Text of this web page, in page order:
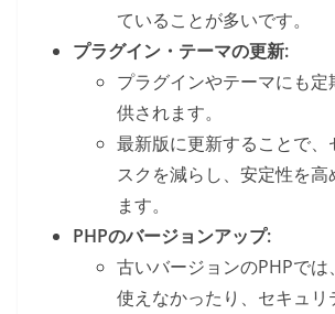
ていることが多いです。
プラグイン・テーマの更新:
プラグインやテーマにも定
供されます。
最新版に更新することで、
スクを減らし、安定性を高
ます。
PHPのバージョンアップ:
古いバージョンのPHPで
使えなかったり、セキュ